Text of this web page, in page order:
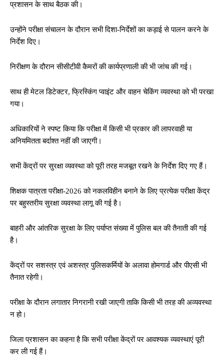
प्रशासन के साथ बैठक की।
उन्होंने परीक्षा संचालन के दौरान सभी दिशा-निर्देशों का कड़ाई से पालन करने के
निर्देश दिए।
निरीक्षण के दौरान सीसीटीवी कैमरों की कार्यप्रणाली की भी जांच की गई।
साथ ही मेटल डिटेक्टर, फ्रिस्किंग प्वाइंट और वाहन चेकिंग व्यवस्था को भी परखा
गया।
अधिकारियों ने स्पष्ट किया कि परीक्षा में किसी भी प्रकार की लापरवाही या
अनियमितता बर्दाश्त नहीं की जाएगी।
सभी केंद्रों पर सुरक्षा व्यवस्था को पूरी तरह मजबूत रखने के निर्देश दिए गए हैं।
शिक्षक पात्रता परीक्षा-2026 को नकलविहीन बनाने के लिए प्रत्येक परीक्षा केंद्र
पर बहुस्तरीय सुरक्षा व्यवस्था लागू की गई है।
बाहरी और आंतरिक सुरक्षा के लिए पर्याप्त संख्या में पुलिस बल की तैनाती की गई
है।
केंद्रों पर सशस्त्र एवं अशस्त्र पुलिसकर्मियों के अलावा होमगार्ड और पीएसी भी
तैनात रहेगी।
परीक्षा के दौरान लगातार निगरानी रखी जाएगी ताकि किसी भी तरह की अव्यवस्था
न हो।
जिला प्रशासन का कहना है कि सभी परीक्षा केंद्रों पर आवश्यक व्यवस्थाएं पूरी
कर ली गई हैं।